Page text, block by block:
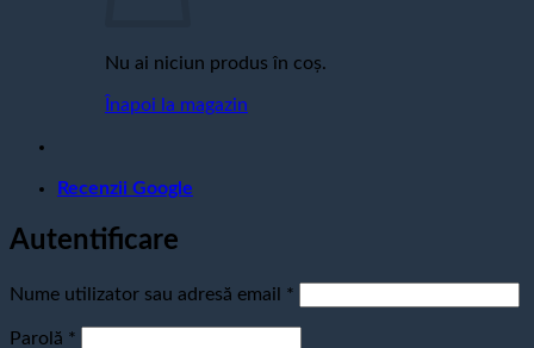
Nu ai niciun produs în coș.
Înapoi la magazin
Recenzii Google
Autentificare
Nume utilizator sau adresă email *
Parolă *